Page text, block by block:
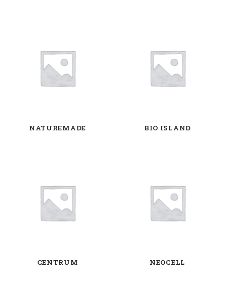
NATUREMADE BIO ISLAND
CENTRUM NEOCELL